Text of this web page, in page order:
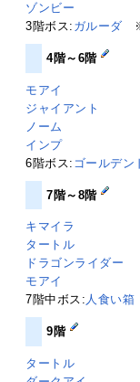
ゾンビー
3階ボス: ガルーダ ※
4階～6階
モアイ
ジャイアント
ノーム
インプ
6階ボス: ゴールデン
7階～8階
キマイラ
タートル
ドラゴンライダー
モアイ
7階中ボス: 人食い箱
9階
タートル